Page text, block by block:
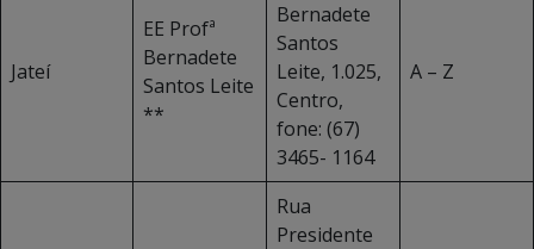
Jateí
EE Profª
Bernadete
Santos Leite
**
Bernadete
Santos
Leite, 1.025,
Centro,
fone: (67)
3465- 1164
A – Z
Rua
Presidente